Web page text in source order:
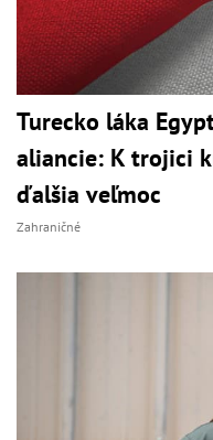
Turecko láka
aliancie: K trojici
ďalšia veľmoc
Zahraničné